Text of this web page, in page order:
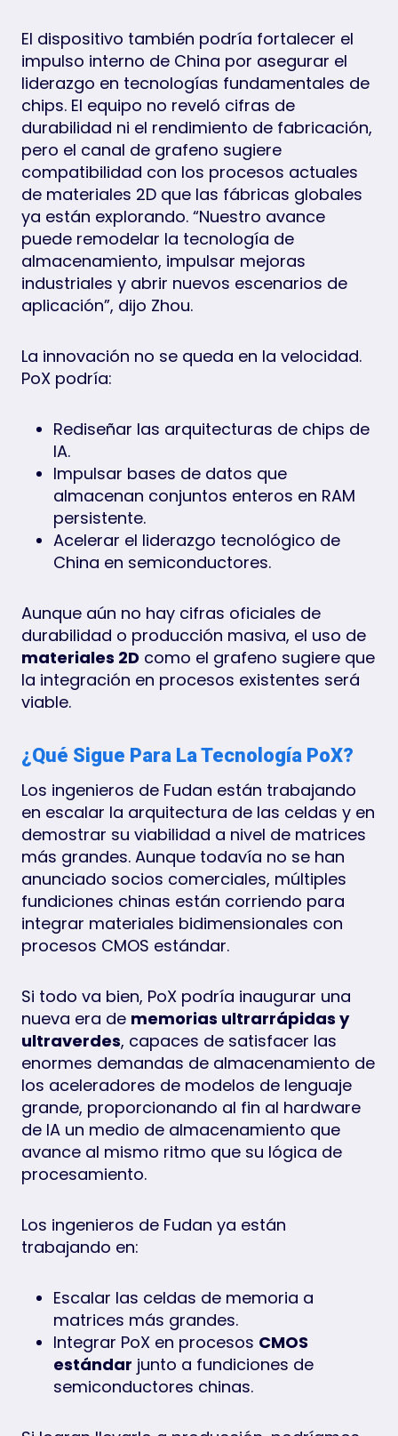
El dispositivo también podría fortalecer el
impulso interno de China por asegurar el
liderazgo en tecnologías fundamentales de
chips. El equipo no reveló cifras de
durabilidad ni el rendimiento de fabricación,
pero el canal de grafeno sugiere
compatibilidad con los procesos actuales
de materiales 2D que las fábricas globales
ya están explorando. “Nuestro avance
puede remodelar la tecnología de
almacenamiento, impulsar mejoras
industriales y abrir nuevos escenarios de
aplicación”, dijo Zhou.
La innovación no se queda en la velocidad.
PoX podría:
Rediseñar las arquitecturas de chips de
IA.
Impulsar bases de datos que
almacenan conjuntos enteros en RAM
persistente.
Acelerar el liderazgo tecnológico de
China en semiconductores.
Aunque aún no hay cifras oficiales de
durabilidad o producción masiva, el uso de
materiales 2D como el grafeno sugiere que
la integración en procesos existentes será
viable.
¿Qué Sigue Para La Tecnología PoX?
Los ingenieros de Fudan están trabajando
en escalar la arquitectura de las celdas y en
demostrar su viabilidad a nivel de matrices
más grandes. Aunque todavía no se han
anunciado socios comerciales, múltiples
fundiciones chinas están corriendo para
integrar materiales bidimensionales con
procesos CMOS estándar.
Si todo va bien, PoX podría inaugurar una
nueva era de memorias ultrarrápidas y
ultraverdes, capaces de satisfacer las
enormes demandas de almacenamiento de
los aceleradores de modelos de lenguaje
grande, proporcionando al fin al hardware
de IA un medio de almacenamiento que
avance al mismo ritmo que su lógica de
procesamiento.
Los ingenieros de Fudan ya están
trabajando en:
Escalar las celdas de memoria a
matrices más grandes.
Integrar PoX en procesos CMOS
estándar junto a fundiciones de
semiconductores chinas.